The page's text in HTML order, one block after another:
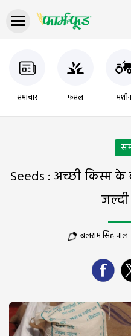
समाचार फसल मशीन
Seeds : अच्छी किस्म
बलराम सिंह पाल